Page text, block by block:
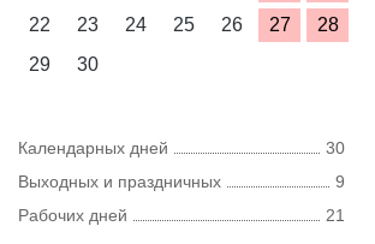
22
23 24 25 26 27
28
29
30
Календарных дней
30
Выходных и праздничных
9
Рабочих дней
21